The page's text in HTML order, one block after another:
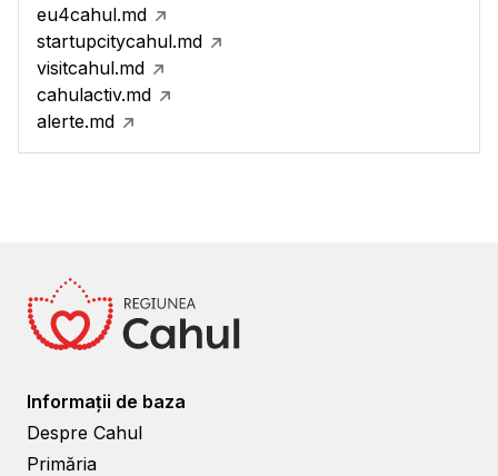
eu4cahul.md
startupcitycahul.md
visitcahul.md
cahulactiv.md
alerte.md
Informații de baza
Despre Cahul
Primăria